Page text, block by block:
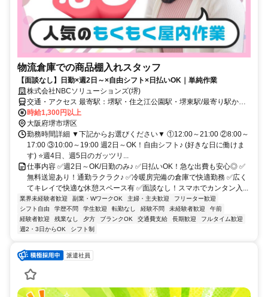
物流倉庫での商品棚入れスタッフ
【面談なし】日勤×週2日～×自由シフト×日払いOK｜単純作業
株式会社NBCソリューションズ(堺)
交通・アクセス 最寄駅：堺駅・住之江公園駅・堺東駅/最寄り駅から
無料送迎あり(応相談)
時給1,300円以上
大阪府堺市堺区
勤務時間詳細 ▼下記からお選びください▼ ①12:00～21:00 ②8:00～
17:00 ③10:00～19:00 週2日～OK！自由シフト♪ (好きな日に働けま
す) ⭐週4日、週5日のガッツリ...
仕事内容 ✅週2日～OK/日勤のみ♪ ✅日払いOK！急な出費も安心◎ ✅
無料送迎あり！通勤ラクラク♪ ✅冷暖房完備の倉庫で快適勤務 ✅広く
てキレイで快適な休憩スペース有 ✅面談なし！スマホでカンタン入...
業界未経験者歓迎 副業・WワークOK 主婦・主夫歓迎
フリーター歓迎
シフト自由
学歴不問 学生歓迎 転勤なし 経験不問 未経験者歓迎
午前
経験者歓迎
残業なし 夕方 ブランクOK 交通費支給 長期歓迎
フルタイム歓迎
週2・3日からOK
シフト制
派遣社員